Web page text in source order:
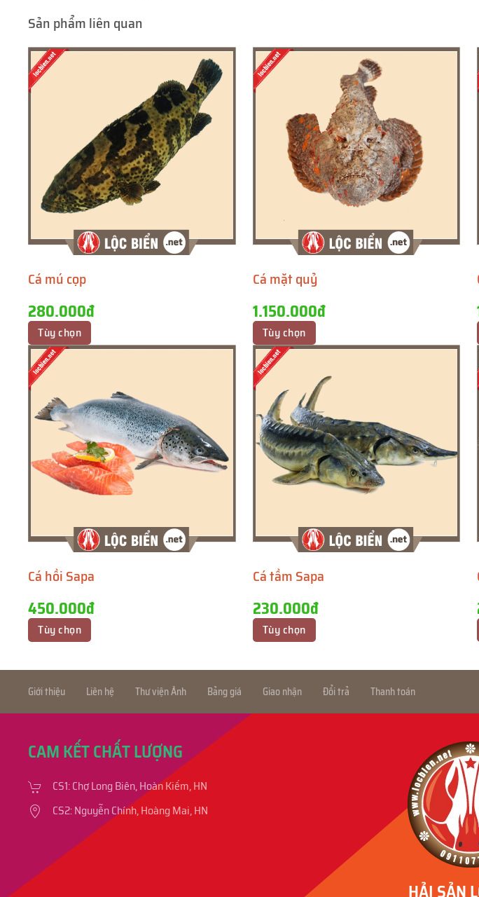
Sản phẩm liên quan
Cá mú cọp
280.000đ
Tùy chọn
Cá mặt quỷ
1.150.000đ
Tùy chọn
Cá hồi Sapa
450.000đ
Tùy chọn
Cá tầm Sapa
230.000đ
Tùy chọn
Giới thiệu Liên hệ Thư viện Ảnh Bảng giá Giao nhận Đổi trả Thanh toán
CAM KẾT CHẤT LƯỢNG
CS1: Chợ Long Biên, Hoàn Kiếm, HN
CS2: Nguyễn Chính, Hoàng Mai, HN